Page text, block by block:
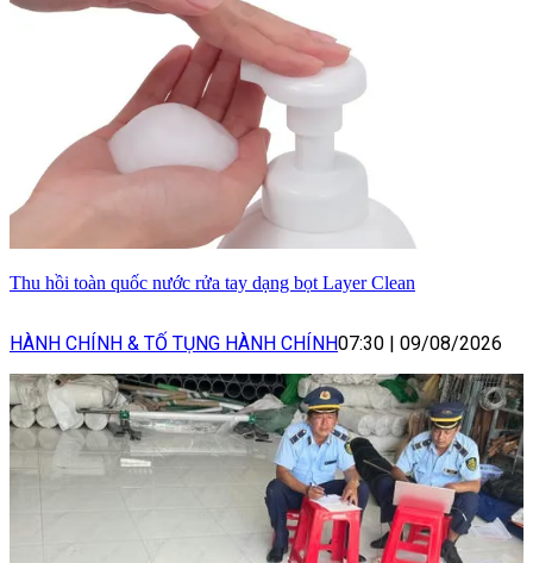
Thu hồi toàn quốc nước rửa tay dạng bọt Layer Clean
HÀNH CHÍNH & TỐ TỤNG HÀNH CHÍNH07:30 09/08/2026